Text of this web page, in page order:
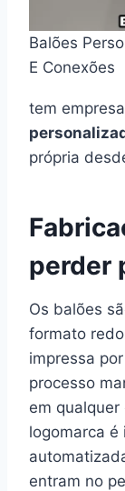
Balões
E Conexões
tem
própria
perder
Os balões
formato
impressa
processo
em
logomarca é
entram no